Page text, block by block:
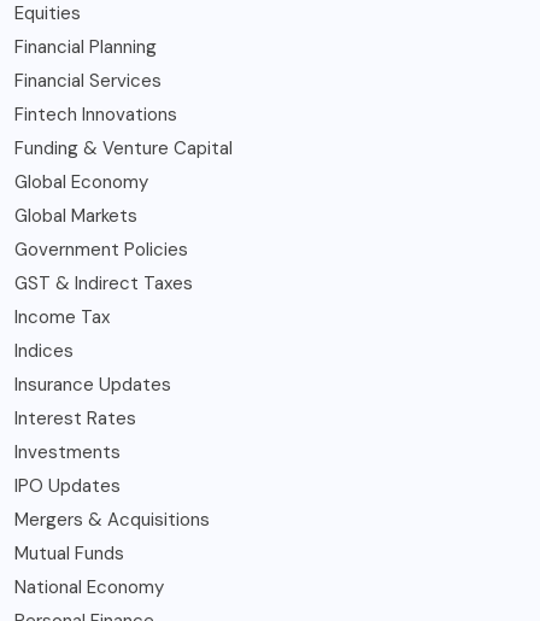
Equities
Financial Planning
Financial Services
Fintech Innovations
Funding & Venture Capital
Global Economy
Global Markets
Government Policies
GST & Indirect Taxes
Income Tax
Indices
Insurance Updates
Interest Rates
Investments
IPO Updates
Mergers & Acquisitions
Mutual Funds
National Economy